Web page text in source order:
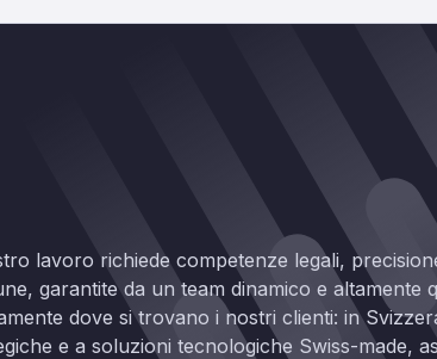
lavoro richiede competenze legali,
garantite da un team dinamico e altamente
dove si trovano i nostri clienti: in
e a soluzioni tecnologiche Swiss-made,